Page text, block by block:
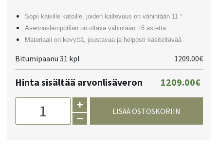
Sopii kaikille katoille, joiden kaltevuus on vähintään 11 °
Asennuslämpötilan on oltava vähintään +6 astetta
Materiaali on kevyttä, joustavaa ja helposti käsiteltävää
Bitumipaanu 31 kpl 1209.00€
Hinta sisältää arvonlisäveron 1209.00€
LISÄÄ OSTOSKORIIN